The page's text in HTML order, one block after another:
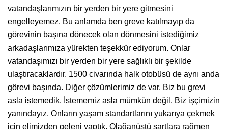
vatandaşlarımızın bir yerden bir yere gitmesini
engelleyemez. Bu anlamda ben greve katılmayıp da
görevinin başına dönecek olan dönmesini istediğimiz
arkadaşlarımıza yürekten teşekkür ediyorum. Onlar
vatandaşımızı bir yerden bir yere sağlıklı bir şekilde
ulaştıracaklardır. 1500 civarında halk otobüsü de aynı anda
görevi başında. Diğer çözümlerimiz de var. Biz bu grevi
asla istemedik. İstememiz asla mümkün değil. Biz işçimizin
yanındayız. Onların yaşam standartlarını yukarıya çekmek
için elimizden geleni yaptık. Olağanüstü şartlara rağmen